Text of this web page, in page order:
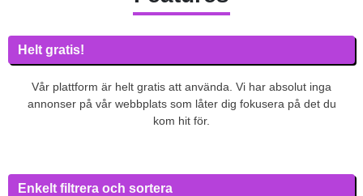
Helt gratis!
Vår plattform är helt gratis att använda. Vi har absolut inga
annonser på vår webbplats som låter dig fokusera på det du
kom hit för.
Enkelt filtrera och sortera